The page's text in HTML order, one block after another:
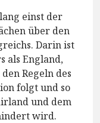
einst der
über den
Darin ist
als England,
Regeln des
folgt und so
und dem
wird.